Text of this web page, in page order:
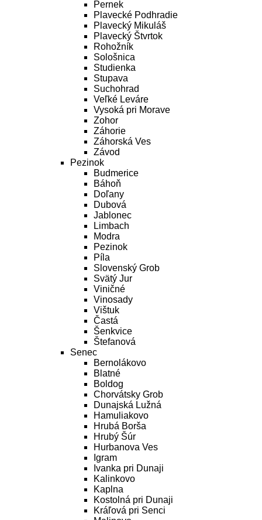
Pernek
Plavecké Podhradie
Plavecký Mikuláš
Plavecký Štvrtok
Rohožník
Sološnica
Studienka
Stupava
Suchohrad
Veľké Leváre
Vysoká pri Morave
Zohor
Záhorie
Záhorská Ves
Závod
Pezinok
Budmerice
Báhoň
Doľany
Dubová
Jablonec
Limbach
Modra
Pezinok
Píla
Slovenský Grob
Svätý Jur
Viničné
Vinosady
Vištuk
Častá
Šenkvice
Štefanová
Senec
Bernolákovo
Blatné
Boldog
Chorvátsky Grob
Dunajská Lužná
Hamuliakovo
Hrubá Borša
Hrubý Šúr
Hurbanova Ves
Igram
Ivanka pri Dunaji
Kalinkovo
Kaplna
Kostolná pri Dunaji
Kráľová pri Senci